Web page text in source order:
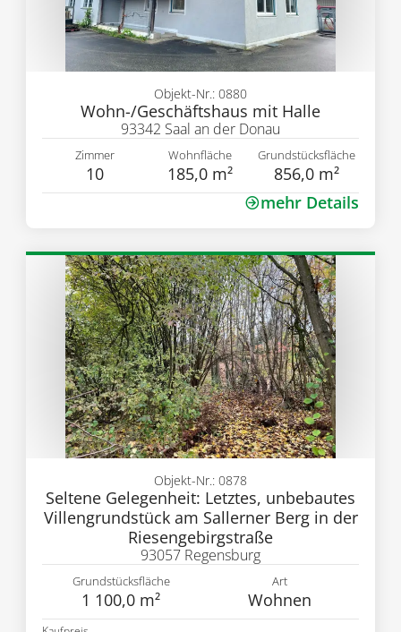
Wohn-/Geschäftshaus mit Halle
Objekt-Nr.: 0880
93342 Saal an der Donau
Zimmer
10
Wohnfläche
185,0 m²
Grundstücksfläche
856,0 m²
mehr Details
Seltene Gelegenheit: Letztes, unbebautes
Villengrundstück am Sallerner Berg in der
Riesengebirgstraße
Objekt-Nr.: 0878
93057 Regensburg
Grundstücksfläche
1 100,0 m²
Art
Wohnen